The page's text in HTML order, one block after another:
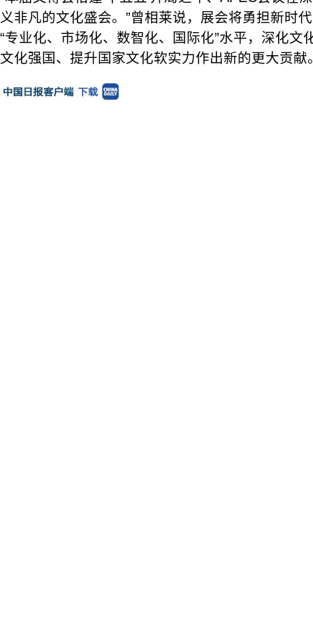
义非凡的文化盛会。”曾相莱说，展会将勇担新时
“专业化、市场化、数智化、国际化”水平，深化文
文化强国、提升国家文化软实力作出新的更大贡献